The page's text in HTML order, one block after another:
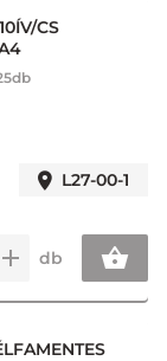
CS
L27-00-1
db